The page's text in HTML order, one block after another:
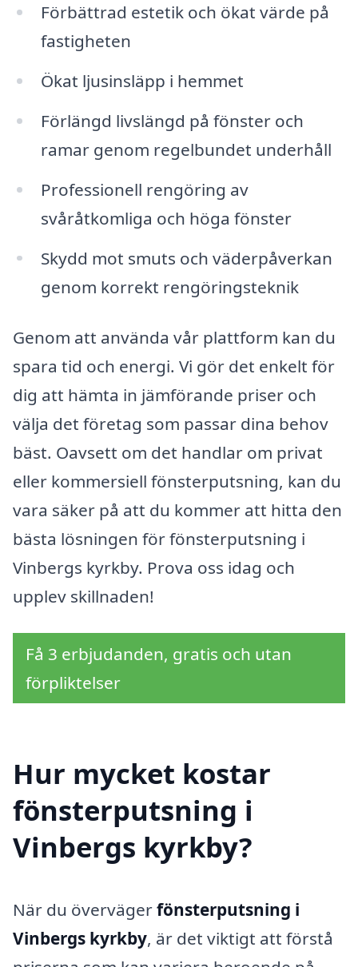
Förbättrad estetik och ökat värde på
fastigheten
Ökat ljusinsläpp i hemmet
Förlängd livslängd på fönster och
ramar genom regelbundet underhåll
Professionell rengöring av
svåråtkomliga och höga fönster
Skydd mot smuts och väderpåverkan
genom korrekt rengöringsteknik
Genom att använda vår plattform kan du
spara tid och energi. Vi gör det enkelt för
dig att hämta in jämförande priser och
välja det företag som passar dina behov
bäst. Oavsett om det handlar om privat
eller kommersiell fönsterputsning, kan du
vara säker på att du kommer att hitta den
bästa lösningen för fönsterputsning i
Vinbergs kyrkby. Prova oss idag och
upplev skillnaden!
Få 3 erbjudanden, gratis och utan
förpliktelser
Hur mycket kostar
fönsterputsning i
Vinbergs kyrkby?
När du övervägerfönsterputsning i
Vinbergs kyrkby, är det viktigt att förstå